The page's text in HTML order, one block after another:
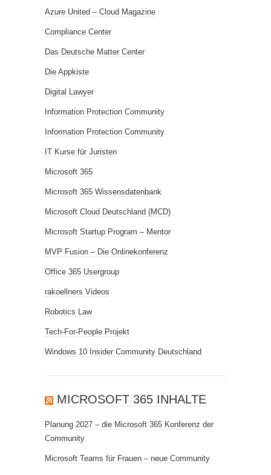
Azure United – Cloud Magazine
Compliance Center
Das Deutsche Matter Center
Die Appkiste
Digital Lawyer
Information Protection Community
Information Protection Community
IT Kurse für Juristen
Microsoft 365
Microsoft 365 Wissensdatenbank
Microsoft Cloud Deutschland (MCD)
Microsoft Startup Program – Mentor
MVP Fusion – Die Onlinekonferenz
Office 365 Usergroup
rakoellners Videos
Robotics Law
Tech-For-People Projekt
Windows 10 Insider Community Deutschland
MICROSOFT 365 INHALTE
Planung 2027 – die Microsoft 365 Konferenz der
Community
Microsoft Teams für Frauen – neue Community